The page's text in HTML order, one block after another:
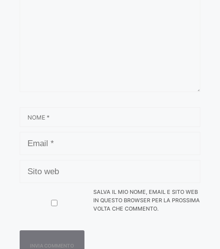
WEB
SALVA IL MIO NOME, EMAIL E SITO WEB
IN QUESTO BROWSER PER LA PROSSIMA
VOLTA CHE COMMENTO.